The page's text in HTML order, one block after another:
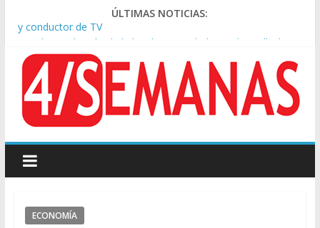
ÚLTIMAS NOTICIAS:
Tras la aprobación de la ley de propiedad privada, Bullrich
Causa AFA: el juez Amarante calificó de “ficción judicial” el
traslado del expediente a Campana
A pocas cuadras de La Bombonera chocaron un tren y un
colectivo: siete heridos
Día de San Cayetano: masiva marcha a Plaza de Mayo de
sindicatos y organizaciones sociales
Pesar por la muerte de Leandro Rud, histórico representante
y conductor de TV
ECONOMÍA